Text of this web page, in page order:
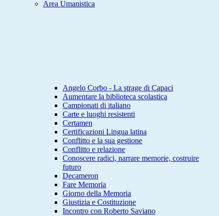
Area Umanistica
Angelo Corbo - La strage di Capaci
Aumentare la biblioteca scolastica
Campionati di italiano
Carte e luoghi resistenti
Certamen
Certificazioni Lingua latina
Conflitto e la sua gestione
Conflitto e relazione
Conoscere radici, narrare memorie, costruire
futuro
Decameron
Fare Memoria
Giorno della Memoria
Giustizia e Costituzione
Incontro con Roberto Saviano